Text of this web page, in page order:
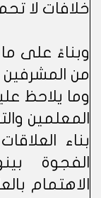
خلافات لا
وبناءً على
من المشرفين
وما يلاحظ
المعلمين
بناء
الفجوة
الاهتمام